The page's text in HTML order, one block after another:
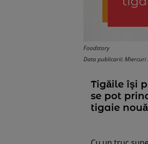
Foodstory
Data publicarii:
Tigăile îşi
se pot
tigaie